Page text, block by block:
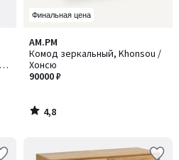
Финальная цена
AM.PM
Комод зеркальный, Khonsou /
Хонсю
90000 ₽
4,8
/ 5
4,8
/